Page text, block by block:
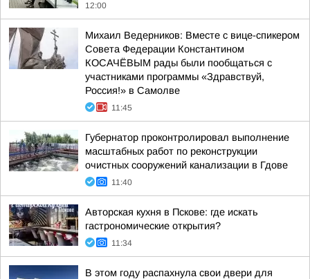
12:00
Михаил Ведерников: Вместе с вице-спикером
Совета Федерации Константином
КОСАЧЁВЫМ рады были пообщаться с
участниками программы «Здравствуй,
Россия!» в Самолве
11:45
Губернатор проконтролировал выполнение
масштабных работ по реконструкции
очистных сооружений канализации в Гдове
11:40
Авторская кухня в Пскове: где искать
гастрономические открытия?
11:34
В этом году распахнула свои двери для